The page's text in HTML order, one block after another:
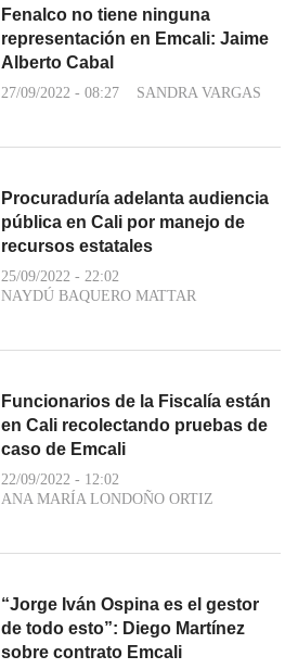
Fenalco no tiene ninguna
representación en Emcali: Jaime
Alberto Cabal
27/09/2022 - 08:27 SANDRA VARGAS
Procuraduría adelanta audiencia
pública en Cali por manejo de
recursos estatales
25/09/2022 - 22:02
NAYDÚ BAQUERO MATTAR
Funcionarios de la Fiscalía están
en Cali recolectando pruebas de
caso de Emcali
22/09/2022 - 12:02
ANA MARÍA LONDOÑO ORTIZ
“Jorge Iván Ospina es el gestor
de todo esto”: Diego Martínez
sobre contrato Emcali